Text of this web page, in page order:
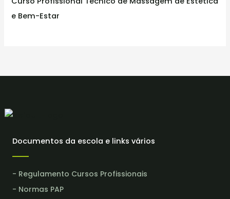
e Bem-Estar
Documentos da escola e links vários
- Regulamento Cursos Profissionais
- Normas PAP